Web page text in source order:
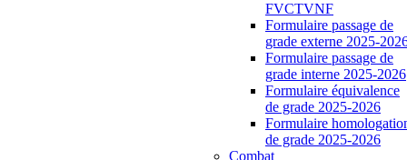
FVCTVNF
Formulaire passage de
grade externe 2025-
Formulaire passage de
grade interne 2025-2026
Formulaire équivalence
de grade 2025-2026
Formulaire
de grade 2025-2026
Combat